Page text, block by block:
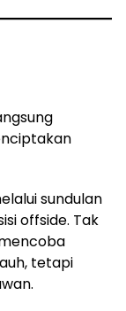
sundulan
offside. Tak
tetapi